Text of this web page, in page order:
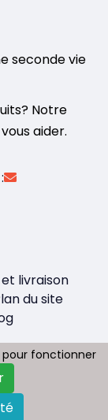
seconde vie
Notre
aider.
livraison
du site
pour fonctionner
pour fonctionner